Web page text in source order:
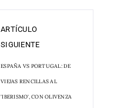
ARTÍCULO
SIGUIENTE
ESPAÑA VS PORTUGAL: DE
VIEJAS RENCILLAS AL
'IBERISMO', CON OLIVENZA